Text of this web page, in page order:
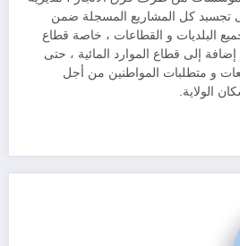
تجسبد كل المشاريع المسجلة ضمن
البلديات و القطاعات ، خاصة قطاع
، إضافة إلى قطاع الموارد المائية ، حتى
و متطلبات المواطنين من أجل
الولاية.